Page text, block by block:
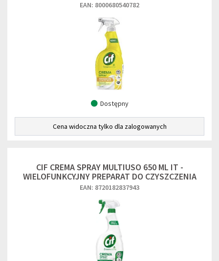
EAN: 8000680540782
Dostępny
Cena widoczna tylko dla zalogowanych
CIF CREMA SPRAY MULTIUSO 650 ML IT -
WIELOFUNKCYJNY PREPARAT DO CZYSZCZENIA
EAN: 8720182837943